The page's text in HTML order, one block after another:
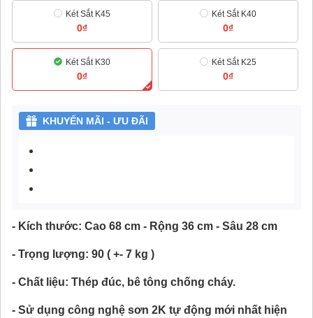
Két Sắt K45
0₫
Két Sắt K40
0₫
Két Sắt K30
0₫
Két Sắt K25
0₫
KHUYẾN MÃI - ƯU ĐÃI
- Kích thước: Cao 68 cm - Rộng 36 cm - Sâu 28 cm
- Trọng lượng: 90 ( +- 7 kg )
- Chất liệu: Thép đúc, bê tông chống cháy.
- Sử dụng công nghệ sơn 2K tự động mới nhất hiện